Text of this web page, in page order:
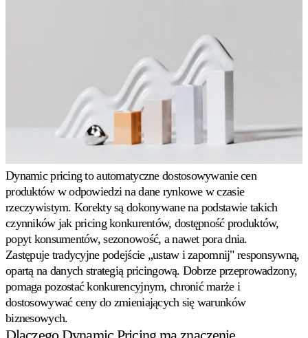
Amazon
Wygrywaj
na
każdym
marketplace'ie
Amazon.
eBay
Bądź
konkurencyjny
na
każdej
ofercie
eBay.
Dynamic pricing to automatyczne dostosowywanie cen
produktów w odpowiedzi na dane rynkowe w czasie
rzeczywistym. Korekty są dokonywane na podstawie takich
czynników jak pricing konkurentów, dostępność produktów,
popyt konsumentów, sezonowość, a nawet pora dnia.
Zastępuje tradycyjne podejście „ustaw i zapomnij" responsywną,
opartą na danych strategią pricingową. Dobrze przeprowadzony,
pomaga pozostać konkurencyjnym, chronić marże i
dostosowywać ceny do zmieniających się warunków
biznesowych.